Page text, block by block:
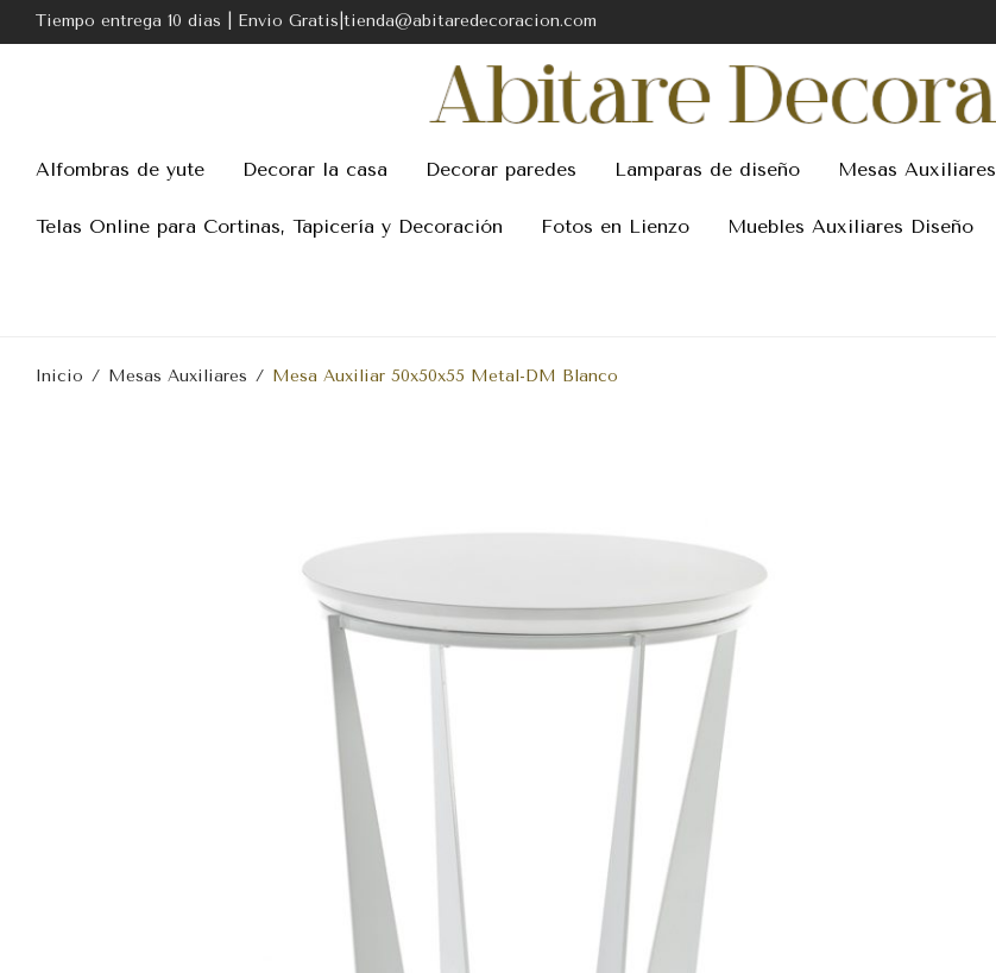
Tiempo entrega 10 dias | Envio Gratis|tienda@abitaredecoracion.com
Alfombras de yute Decorar la casa Decorar paredes Lamparas de diseño Mesas Auxiliares
Telas Online para Cortinas, Tapicería y Decoración Fotos en Lienzo Muebles Auxiliares Diseño
Inicio / Mesas Auxiliares / Mesa Auxiliar 50x50x55 Metal-DM Blanco